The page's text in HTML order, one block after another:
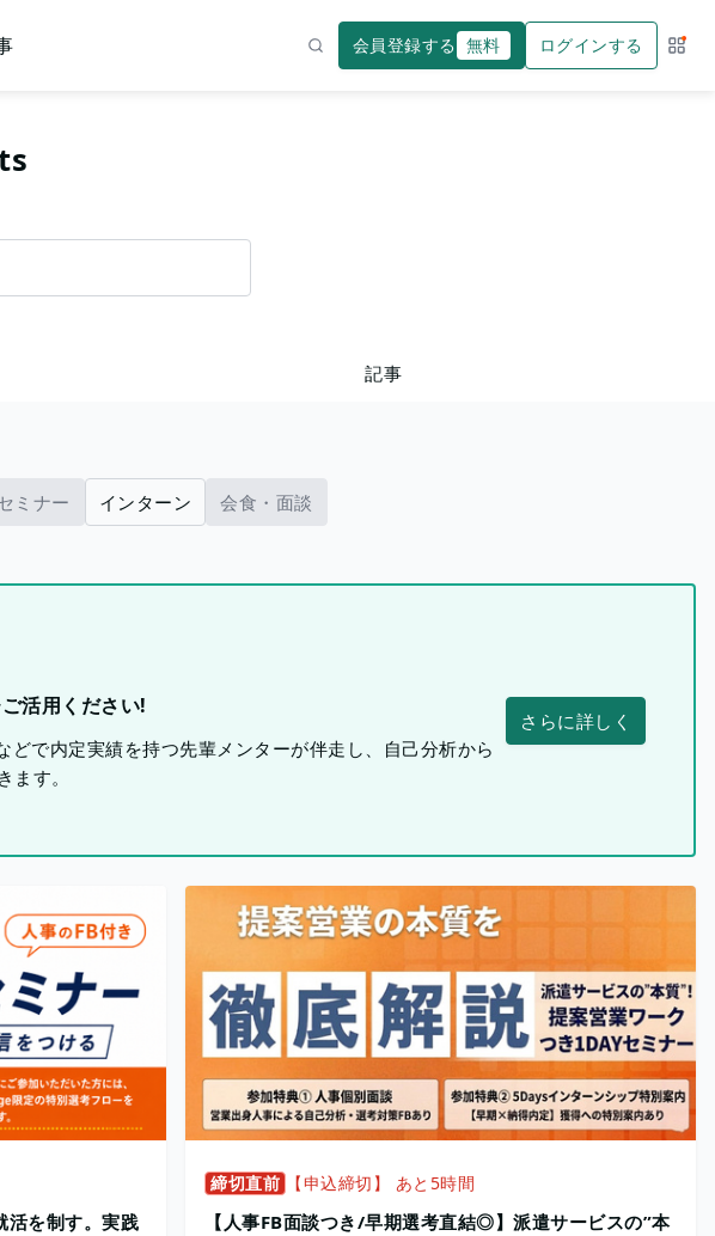
会員登録する 無料 ログインする サー
記事
ミナー インターン 会食・面談
活用ください!
で内定実績を持つ先輩メンターが伴走し、自己分析から
す。
さらに詳しく
活を制す。実践
締切直前 【申込締切】 あと5時間
【人事FB面談つき/早期選考直結◎】派遣サービスの”本